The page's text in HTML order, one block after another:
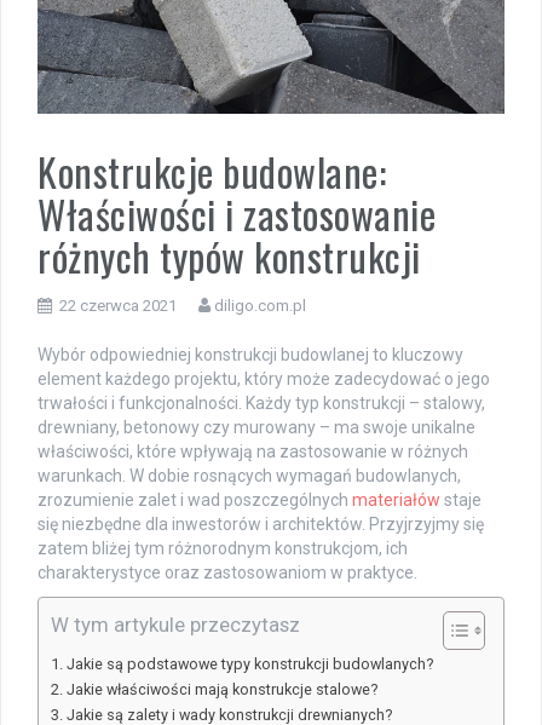
Konstrukcje budowlane:
Właściwości i zastosowanie
różnych typów konstrukcji
22 czerwca 2021 diligo.com.pl
Wybór odpowiedniej konstrukcji budowlanej to kluczowy
element każdego projektu, który może zadecydować o jego
trwałości i funkcjonalności. Każdy typ konstrukcji – stalowy,
drewniany, betonowy czy murowany – ma swoje unikalne
właściwości, które wpływają na zastosowanie w różnych
warunkach. W dobie rosnących wymagań budowlanych,
zrozumienie zalet i wad poszczególnych materiałów staje
się niezbędne dla inwestorów i architektów. Przyjrzyjmy się
zatem bliżej tym różnorodnym konstrukcjom, ich
charakterystyce oraz zastosowaniom w praktyce.
W tym artykule przeczytasz
Jakie są podstawowe typy konstrukcji budowlanych?
Jakie właściwości mają konstrukcje stalowe?
Jakie są zalety i wady konstrukcji drewnianych?